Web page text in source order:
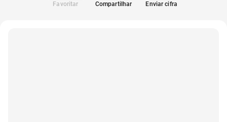
Favoritar Compartilhar Enviar cifra